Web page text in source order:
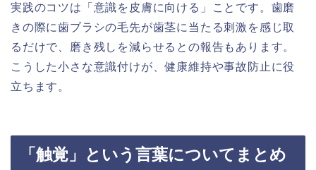
実践のコツは「意識を皮膚に向ける」ことです。歯磨
きの際に歯ブラシの毛先が歯茎に当たる刺激を感じ取
るだけで、磨き残しを減らせるとの報告もあります。
こうした小さな意識付けが、健康維持や事故防止に役
立ちます。
「触覚」という言葉についてまとめ